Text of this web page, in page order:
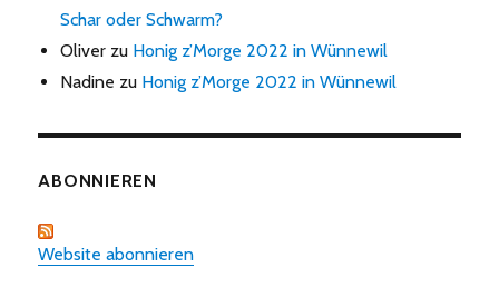
Schar oder Schwarm?
Oliver zu Honig z’Morge 2022 in Wünnewil
Nadine zu Honig z’Morge 2022 in Wünnewil
ABONNIEREN
Website abonnieren